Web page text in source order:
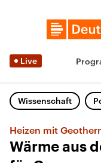
Live
Wissenschaft
Heizen mit
Wärme aus